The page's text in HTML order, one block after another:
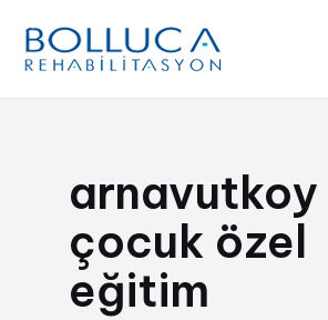
atla
arnavutkoy
çocuk özel
eğitim